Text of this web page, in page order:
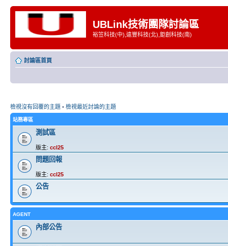
UBLink技術團隊討論區
裕笠科技(中),遠豐科技(北),鉅創科技(南)
討論區首頁
檢視沒有回覆的主題 • 檢視最近討論的主題
站務專區
測試區
版主: ccl25
問題回報
版主: ccl25
公告
AGENT
內部公告